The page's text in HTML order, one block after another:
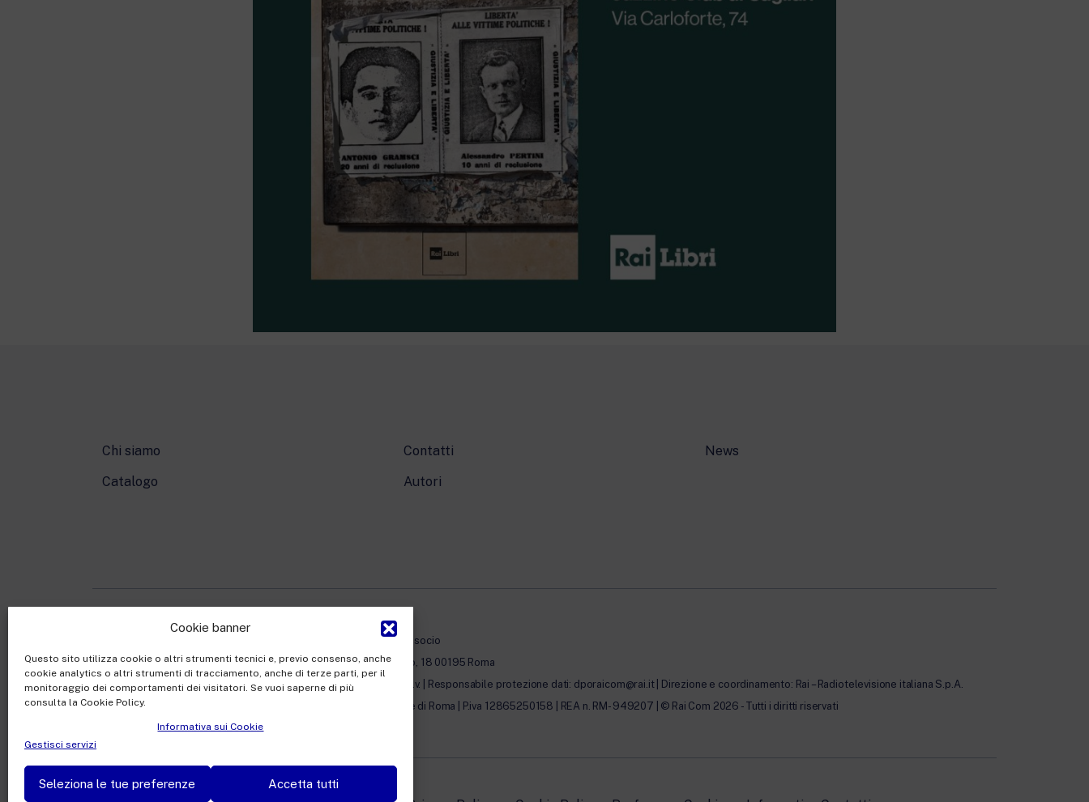
Cookie banner
Questo sito utilizza cookie o altri strumenti tecnici e, previo consenso, anche
cookie analytics o altri strumenti di tracciamento, anche di terze parti, per il
monitoraggio dei comportamenti dei visitatori. Se vuoi saperne di più
consulta la Cookie Policy.
Informativa sui Cookie
Gestisci servizi
Seleziona le tue preferenze Accetta tutti
Chi siamo Contatti News
Catalogo Autori
Rai Com S.p.A. - Società con unico socio
Sede Legale: Via Umberto Novaro, 18 00195 Roma
Capitale sociale €10.320.000,00 i.v. | Responsabile protezione dati: dporaicom@rai.it | Direzione e coordinamento: Rai – Radiotelevisione italiana S.p.A.
Ufficio del Registro delle Imprese di Roma | P.iva 12865250158 | REA n. RM- 949207 | © Rai Com 2026 - Tutti i diritti riservati